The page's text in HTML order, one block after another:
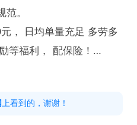
。
， 日均单量充足 多劳多
等福利， 配保险！
分配！
全程服务跟进！想找稳定
上看到的，谢谢！